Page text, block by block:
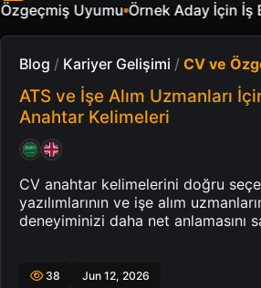
İçin İş Başvurusu E-postası
Blog / Kariyer Gelişimi / CV ve
ATS ve İşe Alım Uzmanları
Anahtar Kelimeleri
CV anahtar kelimelerini doğru
yazılımlarının ve işe alım
deneyiminizi daha net anlamasını
38 Jun 12, 2026